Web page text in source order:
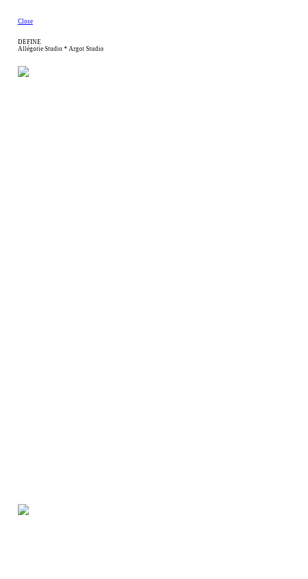
Close
DEFINE
Allégorie Studio * Argot Studio